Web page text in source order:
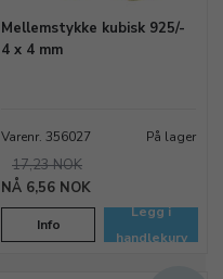
Mellemstykke kubisk 925/-
4 x 4 mm
Varenr. 356027 På lager
6,56 NOK
17,23 NOK
Info
Legg i
handlekurv